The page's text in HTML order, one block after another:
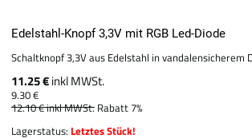
Edelstahl-Knopf 3,3V mit RGB Led-Diode
Schaltknopf 3,3V aus Edelstahl in vandalensicherem
11.25 €inkl MWSt.
9.30 €
12.10 €inkl MWSt. Rabatt 7%
Lagerstatus: Letztes Stück!